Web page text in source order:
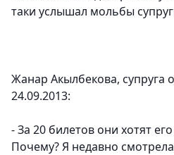
таки услышал мольбы
Жанар Акылбекова, супруга
24.09.2013:
- За 20 билетов они хотят
Почему? Я недавно